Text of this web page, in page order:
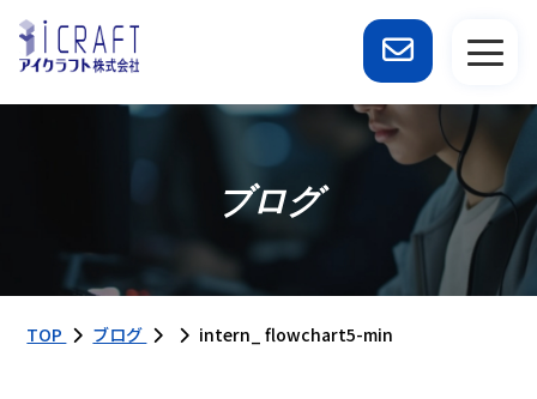
ブログ
TOP ブログ intern_ flowchart5-min